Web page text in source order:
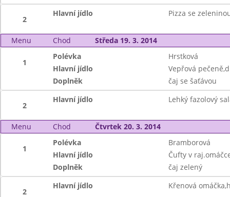
2
Hlavní jídlo Pizza se
Menu Chod Středa 19. 3. 2014
1
Polévka
Hrstková
Hlavní jídlo
Vepřová
Doplněk
čaj se šaťávou
2
Hlavní jídlo Lehký fazolový
Menu Chod Čtvrtek 20. 3. 2014
1
Polévka
Bramborová
Hlavní jídlo
Čufty v
Doplněk
čaj zelený
2
Hlavní jídlo Křenová